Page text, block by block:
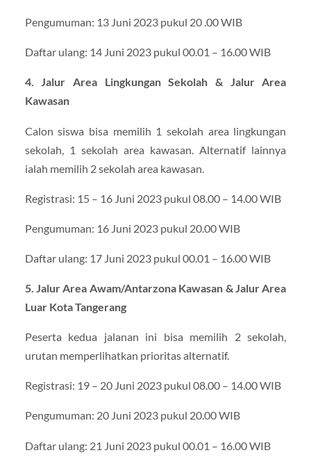
Pengumuman: 13 Juni 2023 pukul 20 .00 WIB
Daftar ulang: 14 Juni 2023 pukul 00.01 – 16.00 WIB
4. Jalur Area Lingkungan Sekolah & Jalur Area
Kawasan
Calon siswa bisa memilih 1 sekolah area lingkungan
sekolah, 1 sekolah area kawasan. Alternatif lainnya
ialah memilih 2 sekolah area kawasan.
Registrasi: 15 – 16 Juni 2023 pukul 08.00 – 14.00 WIB
Pengumuman: 16 Juni 2023 pukul 20.00 WIB
Daftar ulang: 17 Juni 2023 pukul 00.01 – 16.00 WIB
5. Jalur Area Awam/Antarzona Kawasan & Jalur Area
Luar Kota Tangerang
Peserta kedua jalanan ini bisa memilih 2 sekolah,
urutan memperlihatkan prioritas alternatif.
Registrasi: 19 – 20 Juni 2023 pukul 08.00 – 14.00 WIB
Pengumuman: 20 Juni 2023 pukul 20.00 WIB
Daftar ulang: 21 Juni 2023 pukul 00.01 – 16.00 WIB